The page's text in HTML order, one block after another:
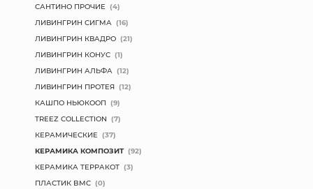
САНТИНО ПРОЧИЕ (4)
ЛИВИНГРИН СИГМА (16)
ЛИВИНГРИН КВАДРО (21)
ЛИВИНГРИН КОНУС (1)
ЛИВИНГРИН АЛЬФА (12)
ЛИВИНГРИН ПРОТЕЯ (12)
КАШПО НЬЮКООП (9)
TREEZ COLLECTION (7)
КЕРАМИЧЕСКИЕ (37)
КЕРАМИКА КОМПОЗИТ (92)
КЕРАМИКА ТЕРРАКОТ (3)
ПЛАСТИК BMC (0)